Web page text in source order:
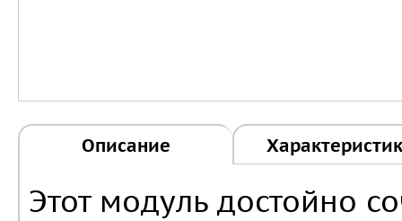
Описание
Этот модуль достойно